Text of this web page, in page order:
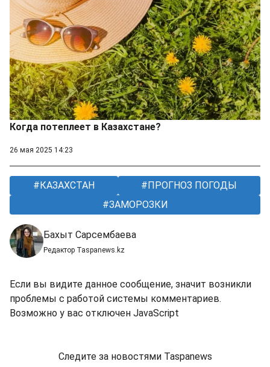
Когда потеплеет в Казахстане?
26 мая 2025 14:23
КАЗАХСТАН
ПРОГНОЗ ПОГОДЫ
ЗАМОРОЗКИ
Бахыт Сарсембаева
Редактор Taspanews.kz
Если вы видите данное сообщение, значит возникли
проблемы с работой системы комментариев.
Возможно у вас отключен JavaScript
Следите за новостями Taspanews